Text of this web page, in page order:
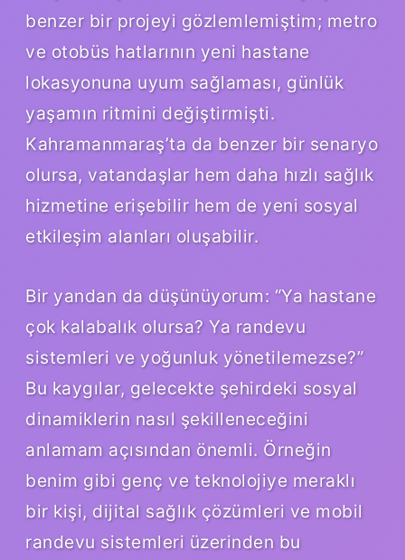
benzer bir projeyi gözlemlemiştim; metro
ve otobüs hatlarının yeni hastane
lokasyonuna uyum sağlaması, günlük
yaşamın ritmini değiştirmişti.
Kahramanmaraş’ta da benzer bir senaryo
olursa, vatandaşlar hem daha hızlı sağlık
hizmetine erişebilir hem de yeni sosyal
etkileşim alanları oluşabilir.
Bir yandan da düşünüyorum: “Ya hastane
çok kalabalık olursa? Ya randevu
sistemleri ve yoğunluk yönetilemezse?”
Bu kaygılar, gelecekte şehirdeki sosyal
dinamiklerin nasıl şekilleneceğini
anlamam açısından önemli. Örneğin
benim gibi genç ve teknolojiye meraklı
bir kişi, dijital sağlık çözümleri ve mobil
randevu sistemleri üzerinden bu